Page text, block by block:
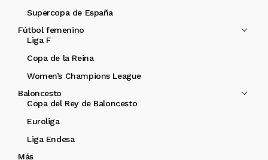
Supercopa de España
Fútbol femenino
Liga F
Copa de la Reina
Women’s Champions League
Baloncesto
Copa del Rey de Baloncesto
Euroliga
Liga Endesa
Más